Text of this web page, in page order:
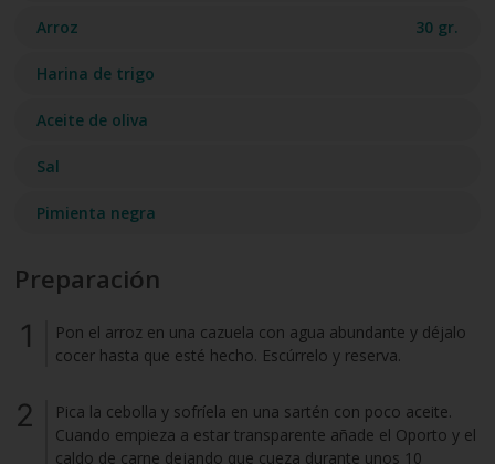
Arroz 30 gr.
Harina de trigo
Aceite de oliva
Sal
Pimienta negra
Preparación
Pon el arroz en una cazuela con agua abundante y déjalo
cocer hasta que esté hecho. Escúrrelo y reserva.
Pica la cebolla y sofríela en una sartén con poco aceite.
Cuando empieza a estar transparente añade el Oporto y el
caldo de carne dejando que cueza durante unos 10